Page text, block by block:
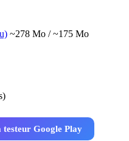
~278 Mo / ~175 Mo
testeur Google Play